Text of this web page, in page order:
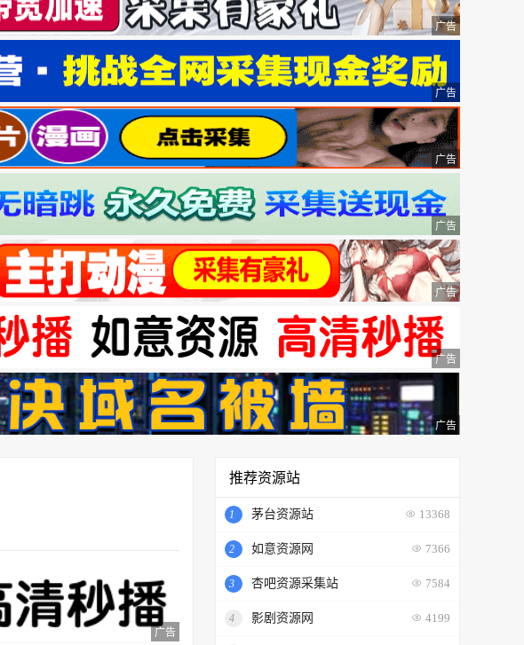
广告
广告
广告
广告
广告
广告
广告
广告
推荐资源站
1 茅台资源站 13368
2 如意资源网 7366
3 杏吧资源采集站 7584
4 影剧资源网 4199